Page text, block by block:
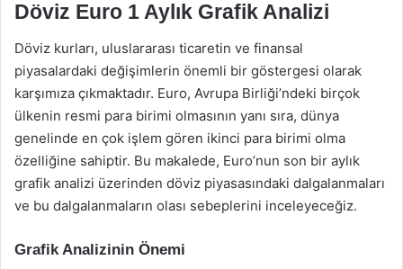
Döviz Euro 1 Aylık Grafik Analizi
Döviz kurları, uluslararası ticaretin ve finansal
piyasalardaki değişimlerin önemli bir göstergesi olarak
karşımıza çıkmaktadır. Euro, Avrupa Birliği’ndeki birçok
ülkenin resmi para birimi olmasının yanı sıra, dünya
genelinde en çok işlem gören ikinci para birimi olma
özelliğine sahiptir. Bu makalede, Euro’nun son bir aylık
grafik analizi üzerinden döviz piyasasındaki dalgalanmaları
ve bu dalgalanmaların olası sebeplerini inceleyeceğiz.
Grafik Analizinin Önemi